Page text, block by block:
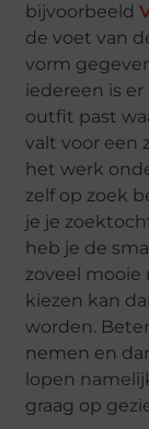
bijvoorbeeld
de voet van
vorm
iedereen is
outfit past
valt voor een
het werk
zelf op zoek
je je
heb je de
zoveel
kiezen kan
worden.
nemen en
lopen
graag op